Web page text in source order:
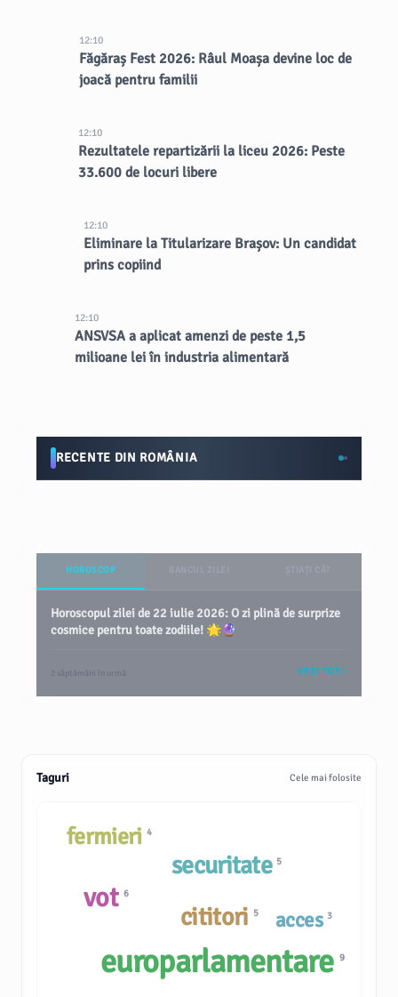
12:10
Făgăraș Fest 2026: Râul Moașa devine loc de
joacă pentru familii
12:10
Rezultatele repartizării la liceu 2026: Peste
33.600 de locuri libere
12:10
Eliminare la Titularizare Brașov: Un candidat
prins copiind
12:10
ANSVSA a aplicat amenzi de peste 1,5
milioane lei în industria alimentară
RECENTE DIN ROMÂNIA
HOROSCOP
Horoscopul zilei de 22 iulie 2026: O zi plină de surprize
cosmice pentru toate zodiile! 🌟🔮
2 săptămâni în urmă VEZI TOT
Taguri Cele mai folosite
cititori 5
vot 6
acces 3
securitate 5
fermieri4
europarlamentare 9